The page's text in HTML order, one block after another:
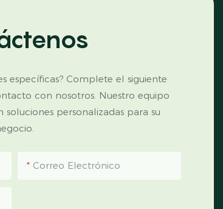
específicas? Complete el siguiente
con nosotros. Nuestro equipo
personalizadas para su
Correo Electrónico